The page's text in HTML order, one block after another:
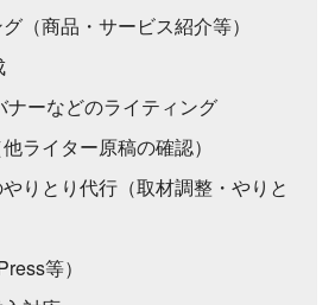
（商品・サービス紹介等）
ナーなどのライティング
ライター原稿の確認）
りとり代行（取材調整・やりと
等）